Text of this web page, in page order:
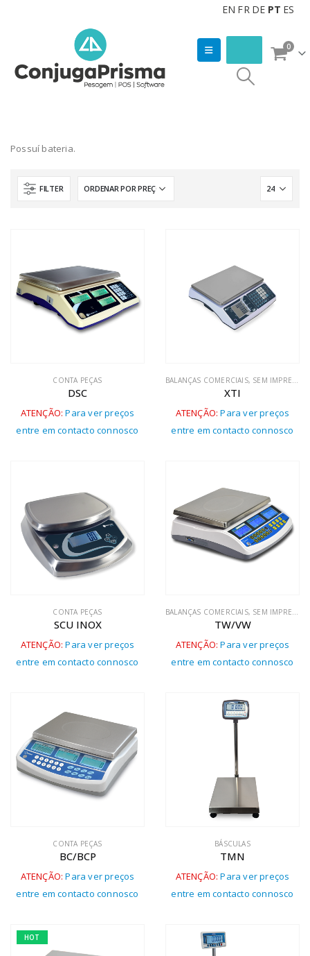
EN FR DE PT ES
0
Possuí bateria.
FILTER
CONTA PEÇAS
DSC
ATENÇÃO: Para ver preços
entre em contacto connosco
BALANÇAS COMERCIAIS, SEM IMPRESSORA
XTI
ATENÇÃO: Para ver preços
entre em contacto connosco
CONTA PEÇAS
SCU INOX
ATENÇÃO: Para ver preços
entre em contacto connosco
BALANÇAS COMERCIAIS, SEM IMPRESSORA
TW/VW
ATENÇÃO: Para ver preços
entre em contacto connosco
CONTA PEÇAS
BC/BCP
ATENÇÃO: Para ver preços
entre em contacto connosco
BÁSCULAS
TMN
ATENÇÃO: Para ver preços
entre em contacto connosco
HOT